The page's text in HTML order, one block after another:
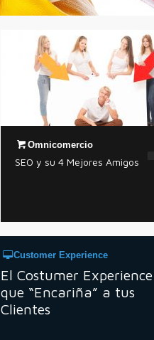
Omnicomercio
SEO y su 4 Mejores Amigos
Customer Experience
El Costumer Experience
que “Encariña” a tus
Clientes